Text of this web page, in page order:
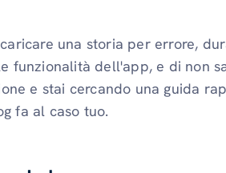
una storia per errore,
funzionalità dell'app, e di non
e stai cercando una guida
fa al caso tuo.